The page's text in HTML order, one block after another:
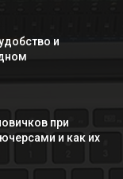
и
при
и как их